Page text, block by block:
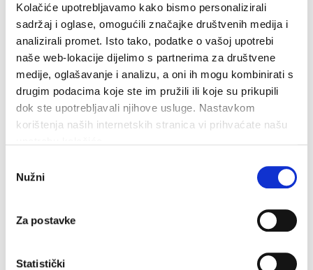
Kolačiće upotrebljavamo kako bismo personalizirali
sadržaj i oglase, omogućili značajke društvenih medija i
analizirali promet. Isto tako, podatke o vašoj upotrebi
naše web-lokacije dijelimo s partnerima za društvene
medije, oglašavanje i analizu, a oni ih mogu kombinirati s
drugim podacima koje ste im pružili ili koje su prikupili
dok ste upotrebljavali njihove usluge. Nastavkom
korištenja naših internetskih stranica vi prihvaćate našu
pristanka
Nužni
Za postavke
Statistički
6. kolovoza 2026.